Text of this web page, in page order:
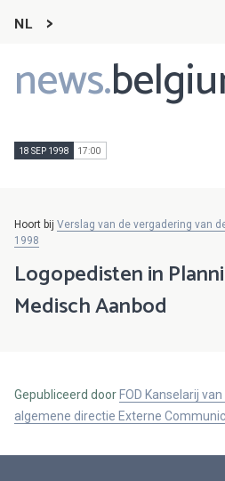
NL
news.
Main
navigation
18 SEP 1998 17:00
Hoort bij Verslag van de vergadering van
1998
Logopedisten in
Medisch Aanbod
Gepubliceerd door FOD Kanselarij
algemene directie Externe